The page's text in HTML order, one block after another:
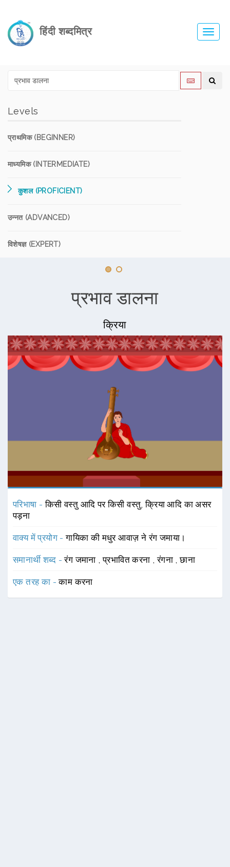
हिंदी शब्दमित्र
Levels
प्राथमिक (BEGINNER)
माध्यमिक (INTERMEDIATE)
कुशल (PROFICIENT)
उन्नत (ADVANCED)
विशेषज्ञ (EXPERT)
प्रभाव डालना
क्रिया
परिभाषा -किसी वस्तु आदि पर किसी वस्तु, क्रिया आदि का असर
पड़ना
वाक्य में प्रयोग -गायिका की मधुर आवाज़ ने रंग जमाया।
समानार्थी शब्द -रंग जमाना ,प्रभावित करना ,रंगना ,छाना
एक तरह का -काम करना